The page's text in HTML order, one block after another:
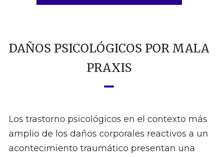
DAÑOS PSICOLÓGICOS POR MALA
PRAXIS
Los trastorno psicológicos en el contexto más
amplio de los daños corporales reactivos a un
acontecimiento traumático presentan una